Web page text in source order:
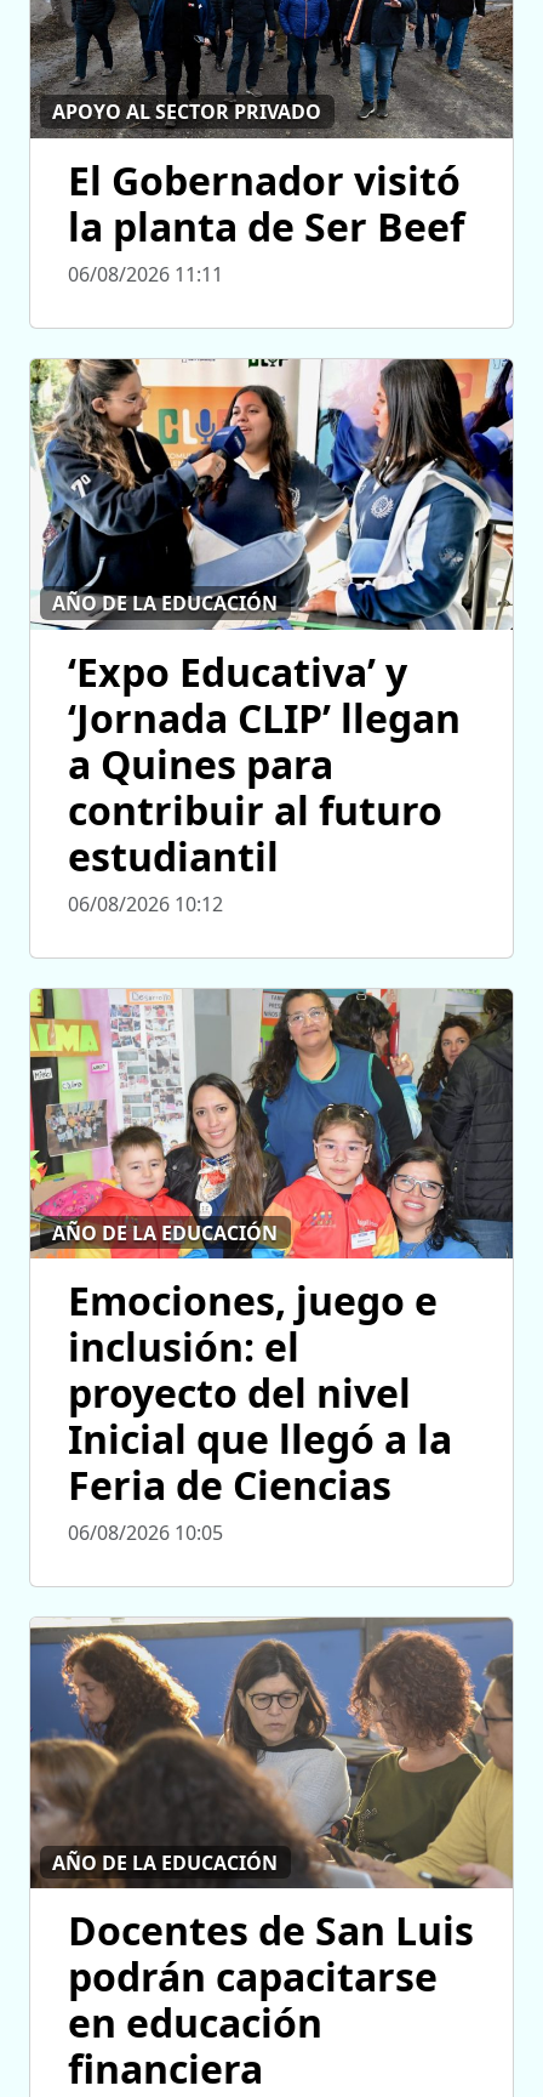
APOYO AL SECTOR PRIVADO
El Gobernador visitó
la planta de Ser Beef
06/08/2026 11:11
AÑO DE LA EDUCACIÓN
‘Expo Educativa’ y
‘Jornada CLIP’ llegan
a Quines para
contribuir al futuro
estudiantil
06/08/2026 10:12
AÑO DE LA EDUCACIÓN
Emociones, juego e
inclusión: el
proyecto del nivel
Inicial que llegó a la
Feria de Ciencias
06/08/2026 10:05
AÑO DE LA EDUCACIÓN
Docentes de San Luis
podrán capacitarse
en educación
financiera